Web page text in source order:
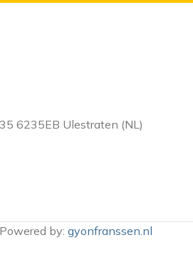
6235EB Ulestraten (NL)
by: gyonfranssen.nl